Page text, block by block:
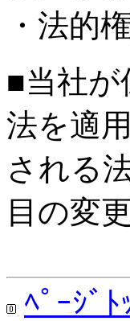
・法的
■当社が
法を適
される
目の変
ﾍﾟｰｼﾞﾄ